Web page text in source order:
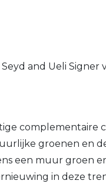
and Ueli
complementaire
groenen en
een muur groen
in deze